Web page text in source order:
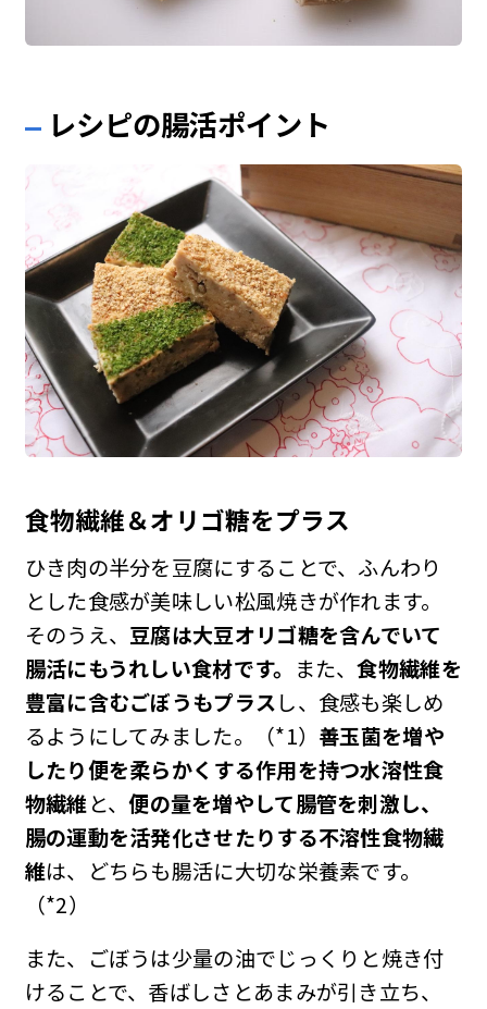
レシピの腸活ポイント
食物繊維＆オリゴ糖をプラス
ひき肉の半分を豆腐にすることで、ふんわり
とした食感が美味しい松風焼きが作れます。
そのうえ、 豆腐は大豆オリゴ糖を含んでいて
腸活にもうれしい食材です。 また、食物繊維を
豊富に含むごぼうもプラスし、食感も楽しめ
るようにしてみました。（*1） 善玉菌を増や
したり便を柔らかくする作用を持つ水溶性食
物繊維と、便の量を増やして腸管を刺激し、
腸の運動を活発化させたりする不溶性食物繊
維は、どちらも腸活に大切な栄養素です。
（*2）
また、ごぼうは少量の油でじっくりと焼き付
けることで、香ばしさとあまみが引き立ち、